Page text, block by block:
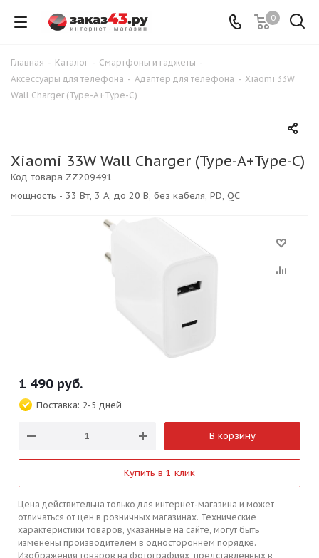
0
Главная - Каталог - Смартфоны и гаджеты -
Аксессуары для телефона - Адаптер для телефона - Xiaomi 33W
Wall Charger (Type-A+Type-C)
Xiaomi 33W Wall Charger (Type-A+Type-C)
мощность - 33 Вт, 3 А, до 20 В, без кабеля, PD, QC
Код товара ZZ209491
1 490 руб.
Поставка: 2-5 дней
В корзину
Купить в 1 клик
Цена действительна только для интернет-магазина и может
отличаться от цен в розничных магазинах. Технические
характеристики товаров, указанные на сайте, могут быть
изменены производителем в одностороннем порядке.
Изображения товаров на фотографиях, представленных в